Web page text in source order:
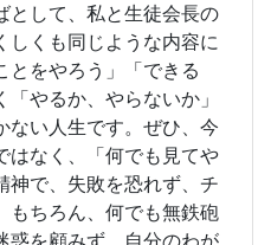
として、私と生徒会長の
しくも同じような内容に
とをやろう」「できる
やるか、やらないか」
ない人生です。ぜひ、今
はなく、「何でも見てや
神で、失敗を恐れず、チ
もちろん、何でも無鉄砲